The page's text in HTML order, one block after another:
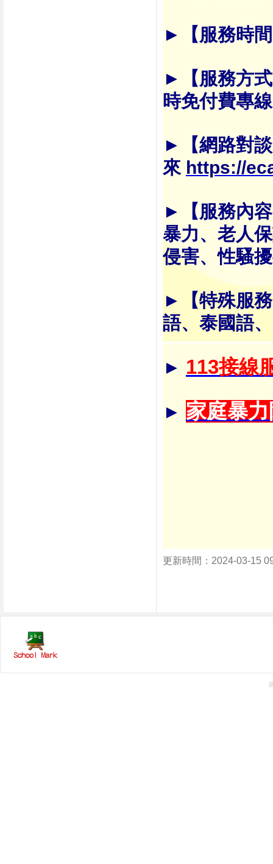
►【服務時
►【服務方
時免付費專線
►【網路對
來 https://
►【服務內
暴力、老人
侵害、性騷
►【特殊服
語、泰國語
► 113接線
► 家庭暴
更新時間：2024-03-15